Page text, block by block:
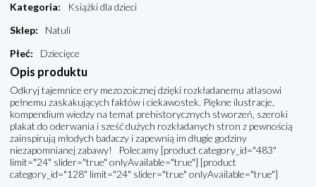
Kategoria:
Książki dla dzieci
Sklep:
Natuli
Płeć: Dziecięce
Opis produktu
Odkryj tajemnice ery mezozoicznej dzięki rozkładanemu atlasowi
pełnemu zaskakujących faktów i ciekawostek. Piękne ilustracje,
kompendium wiedzy na temat prehistorycznych stworzeń, szeroki
plakat do oderwania i sześć dużych rozkładanych stron z pewnością
zainspirują młodych badaczy i zapewnią im długie godziny
niezapomnianej zabawy! Polecamy [product category_id="483"
limit="24" slider="true" onlyAvailable="true"] [product
category_id="128" limit="24" slider="true" onlyAvailable="true"]